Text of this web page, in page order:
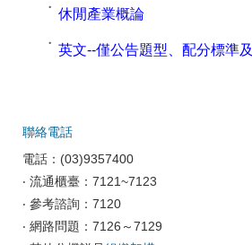
˙ 休閒產業概論
˙ 英文--僅公告題型、配分標準
聯絡電話
電話：(03)9357400
‧ 流通櫃臺：7121~7123
‧ 參考諮詢：7120
‧ 網路問題：7126～7129